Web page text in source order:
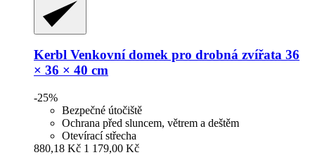
Kerbl Venkovní domek pro drobná zvířata 36
× 36 × 40 cm
-25%
Bezpečné útočiště
Ochrana před sluncem, větrem a deštěm
Otevírací střecha
880,18 Kč 1 179,00 Kč